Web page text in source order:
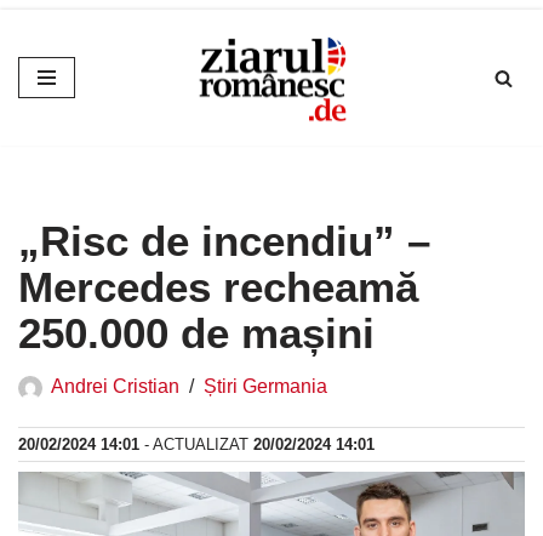
Sari
la
„Risc de incendiu” –
Mercedes recheamă
250.000 de mașini
Andrei Cristian Știri Germania
20/02/2024 14:01 - ACTUALIZAT 20/02/2024 14:01